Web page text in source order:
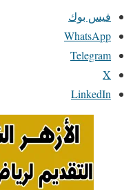
فيس بوك
WhatsApp
Telegram
X
LinkedIn